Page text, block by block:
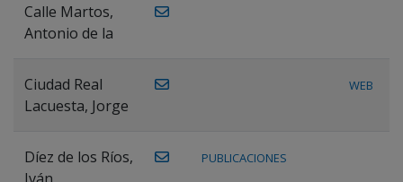
Calle Martos,
Antonio de la
Ciudad Real
Lacuesta, Jorge
WEB
Díez de los Ríos,
PUBLICACIONES